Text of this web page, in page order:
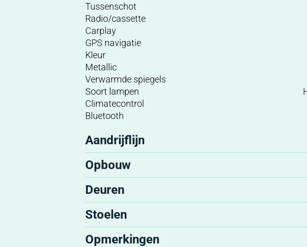
Tussenschot
Radio/cassette
Carplay
GPS navigatie
Kleur
Metallic
Verwarmde spiegels
Soort lampen
Climatecontrol
Bluetooth
Aandrijflijn
Opbouw
Deuren
Stoelen
Opmerkingen